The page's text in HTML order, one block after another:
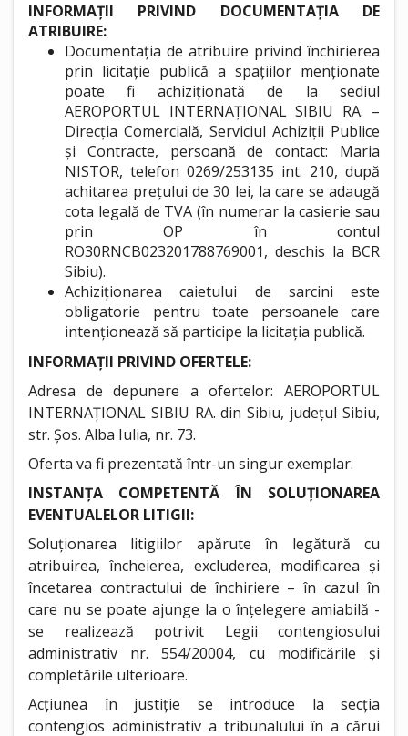
INFORMAȚII PRIVIND DOCUMENTAȚIA DE
ATRIBUIRE:
Documentația de atribuire privind închirierea
prin licitație publică a spațiilor menționate
poate fi achiziționată de la sediul
AEROPORTUL INTERNAȚIONAL SIBIU RA. –
Direcția Comercială, Serviciul Achiziții Publice
și Contracte, persoană de contact: Maria
NISTOR, telefon 0269/253135 int. 210, după
achitarea prețului de 30 lei, la care se adaugă
cota legală de TVA (în numerar la casierie sau
prin OP în contul
RO30RNCB023201788769001, deschis la BCR
Sibiu).
Achiziționarea caietului de sarcini este
obligatorie pentru toate persoanele care
intenționează să participe la licitația publică.
INFORMAȚII PRIVIND OFERTELE:
Adresa de depunere a ofertelor: AEROPORTUL
INTERNAȚIONAL SIBIU RA. din Sibiu, județul Sibiu,
str. Șos. Alba Iulia, nr. 73.
Oferta va fi prezentată într-un singur exemplar.
INSTANȚA COMPETENTĂ ÎN SOLUȚIONAREA
EVENTUALELOR LITIGII:
Soluționarea litigiilor apărute în legătură cu
atribuirea, încheierea, excluderea, modificarea și
încetarea contractului de închiriere – în cazul în
care nu se poate ajunge la o înțelegere amiabilă -
se realizează potrivit Legii contengiosului
administrativ nr. 554/20004, cu modificările și
completările ulterioare.
Acțiunea în justiție se introduce la secția
contengios administrativ a tribunalului în a cărui